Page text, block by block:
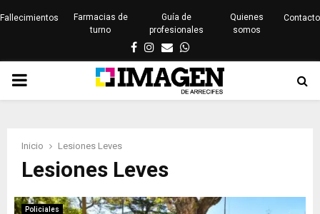
Fallecimientos
Farmacias de
turno
Guía de
profesionales
Quienes
somos
Contacto
Facebook
Instagram
EmailWhatsapp
PRIMARY
Inicio Lesiones Leves
Lesiones Leves
Policiales